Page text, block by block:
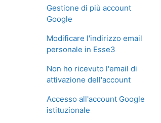
Gestione di più account
Google
Modificare l'indirizzo email
personale in Esse3
Non ho ricevuto l'email di
attivazione dell'account
Accesso all'account Google
istituzionale